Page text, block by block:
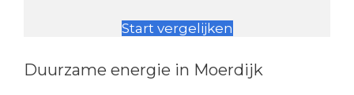
Start vergelijken
Duurzame energie in Moerdijk